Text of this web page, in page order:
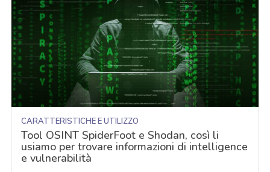
CARATTERISTICHE E UTILIZZO
Tool OSINT SpiderFoot e Shodan, così li
usiamo per trovare informazioni di intelligence
e vulnerabilità